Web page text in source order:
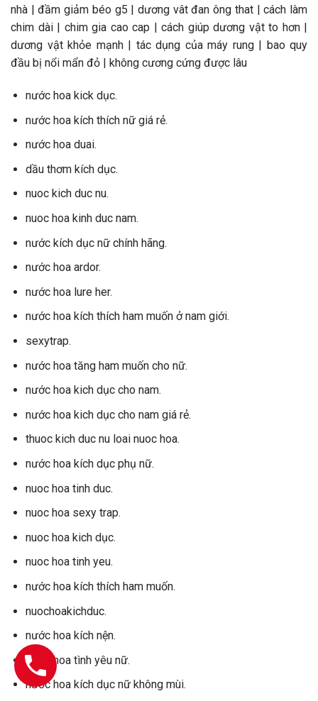
nhà | đầm giảm béo g5 | dương vât đan ông that | cách làm
chim dài | chim gia cao cap | cách giúp dương vật to hơn |
dương vật khỏe mạnh | tác dụng của máy rung | bao quy
đầu bị nổi mẩn đỏ | không cương cứng được lâu
nước hoa kick dục.
nước hoa kích thích nữ giá rẻ.
nước hoa duai.
dầu thơm kích dục.
nuoc kich duc nu.
nuoc hoa kinh duc nam.
nước kích dục nữ chính hãng.
nước hoa ardor.
nước hoa lure her.
nước hoa kích thích ham muốn ở nam giới.
sexytrap.
nước hoa tăng ham muốn cho nữ.
nước hoa kich dục cho nam.
nước hoa kich dục cho nam giá rẻ.
thuoc kich duc nu loai nuoc hoa.
nước hoa kích dục phụ nữ.
nuoc hoa tinh duc.
nuoc hoa sexy trap.
nuoc hoa kich dục.
nuoc hoa tinh yeu.
nước hoa kích thích ham muốn.
nuochoakichduc.
nước hoa kích nện.
nước hoa tình yêu nữ.
nước hoa kích dục nữ không mùi.